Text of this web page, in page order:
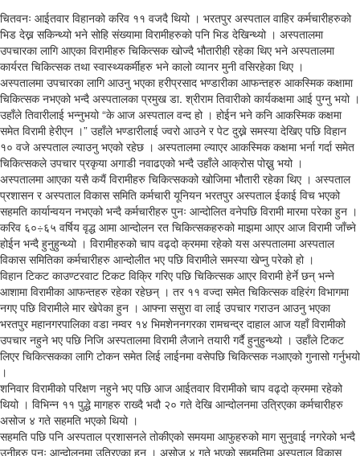
चितवनः आईतवार विहानको करिव ११ वजदै थियो । भरतपुर अस्पताल वाहिर कर्मचारीहरुको
भिड देख्न सकिन्थ्यो भने सोहि संख्यामा विरामीहरुको पनि भिड देखिन्थ्यो । अस्पतालमा
उपचारका लागि आएका विरामीहरु चिकित्सक खोज्दै भौतारीही रहेका थिए भने अस्पतालमा
कार्यरत चिकित्सक तथा स्वास्थ्यकर्मीहरु भने कालो व्यानर मुनी वसिरहेका थिए ।
अस्पतालमा उपचारका लागि आउनु भएका हरीप्रसाद भण्डारीका आफन्तहरु आकस्मिक कक्षामा
चिकित्सक नभएको भन्दै अस्पतालका प्रमुख डा. श्रीराम तिवारीको कार्यकक्षमा आई पुग्नु भयो ।
उहाँले तिवारीलाई भन्नुभयो “के आज अस्पताल वन्द हो । होईन भने कनि आकस्मिक कक्षमा
समेत विरामी हेरीएन ।” उहाँले भण्डारीलाई ज्वरो आउने र पेट दुख्ने समस्या देखिए पछि विहान
१० वजे अस्पताल ल्याउनु भएको रहेछ । अस्पतालमा ल्याएर आकस्मिक कक्षमा भर्ना गर्दा समेत
चिकित्सकले उपचार प्रकृया अगाडी नवाढएको भन्दै उहाँले आक्रोस पोख्नु भयो ।
अस्पतालमा आएका यसै कयैं विरामीहरु चिकित्सकको खोजिमा भौतारी रहेका थिए । अस्पताल
प्रशासन र अस्पताल विकास समिति कर्मचारी यूनियन भरतपुर अस्पताल ईकाई विच भएको
सहमति कार्यान्वयन नभएको भन्दै कर्मचारीहरु पुनः आन्दोलित वनेपछि विरामी मारमा परेका हुन ।
करिव ६०÷६५ वर्षिय वृद्ध आमा आन्दोलन रत चिकित्सकहरुको माझमा आएर आज विरामी जाँच्ने
होईन भन्दै हुनुहुन्थ्यो । विरामीहरुको चाप वढ्दो क्रममा रहेको यस अस्पतालमा अस्पताल
विकास समितिका कर्मचारीहरु आन्दोलीत भए पछि विरामीले समस्या खेप्नु परेको हो ।
विहान टिकट काउण्टरवाट टिकट विक्रि गरिए पछि चिकित्सक आएर विरामी हेर्ने छन् भन्ने
आशामा विरामीका आफन्तहरु रहेका रहेछन् । तर ११ वज्दा समेत चिकित्सक वहिरंग विभागमा
नगए पछि विरामीले मार खेपेका हुन । आफ्ना ससुरा वा लाई उपचार गराउन आउनु भएका
भरतपुर महानगरपालिका वडा नम्वर १४ भिमशेननगरका रामचन्द्र दाहाल आज यहाँ विरामीको
उपचार नहुने भए पछि निजि अस्पतालमा विरामी लैजाने तयारी गर्दै हुनुहुन्थ्यो । उहाँले टिकट
लिएर चिकित्सकका लागि टोकन समेत लिई लाईनमा वसेपछि चिकित्सक नआएको गुनासो गर्नुभयो
।
शनिवार विरामीको परिक्षण नहुने भए पछि आज आईतवार विरामीको चाप वढ्दो क्रममा रहेको
थियो । विभिन्न ११ पुद्धे मागहरु राख्दै भदौ २० गते देखि आन्दोलनमा उत्रिएका कर्मचारीहरु
असोज ४ गते सहमति भएको थियो ।
सहमति पछि पनि अस्पताल प्रशासनले तोकीएको समयमा आफुहरुको माग सुनुवाई नगरेको भन्दै
उनीहरु पुनः आन्दोलनमा उत्रिएका हुन । असोज ४ गते भएको सहमतिमा अस्पताल विकास